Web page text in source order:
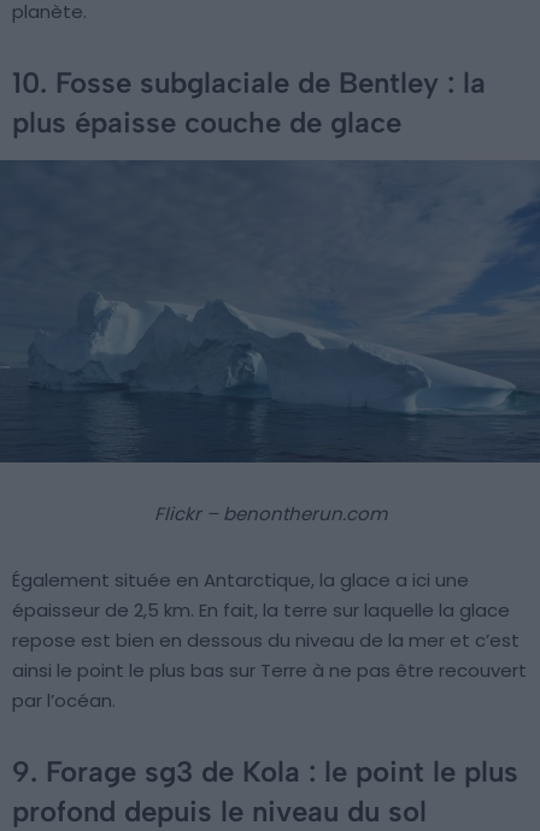
planète.
10. Fosse subglaciale de Bentley : la
plus épaisse couche de glace
Flickr – benontherun.com
Également située en Antarctique, la glace a ici une
épaisseur de 2,5 km. En fait, la terre sur laquelle la glace
repose est bien en dessous du niveau de la mer et c’est
ainsi le point le plus bas sur Terre à ne pas être recouvert
par l’océan.
9. Forage sg3 de Kola : le point le plus
profond depuis le niveau du sol